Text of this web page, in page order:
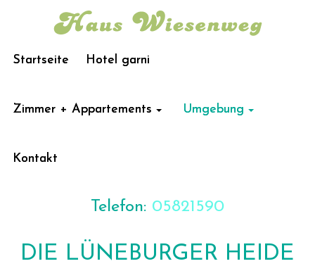
Startseite Hotel garni
Zimmer + Appartements Umgebung
Kontakt
Telefon: 05821590
DIE LÜNEBURGER HEIDE